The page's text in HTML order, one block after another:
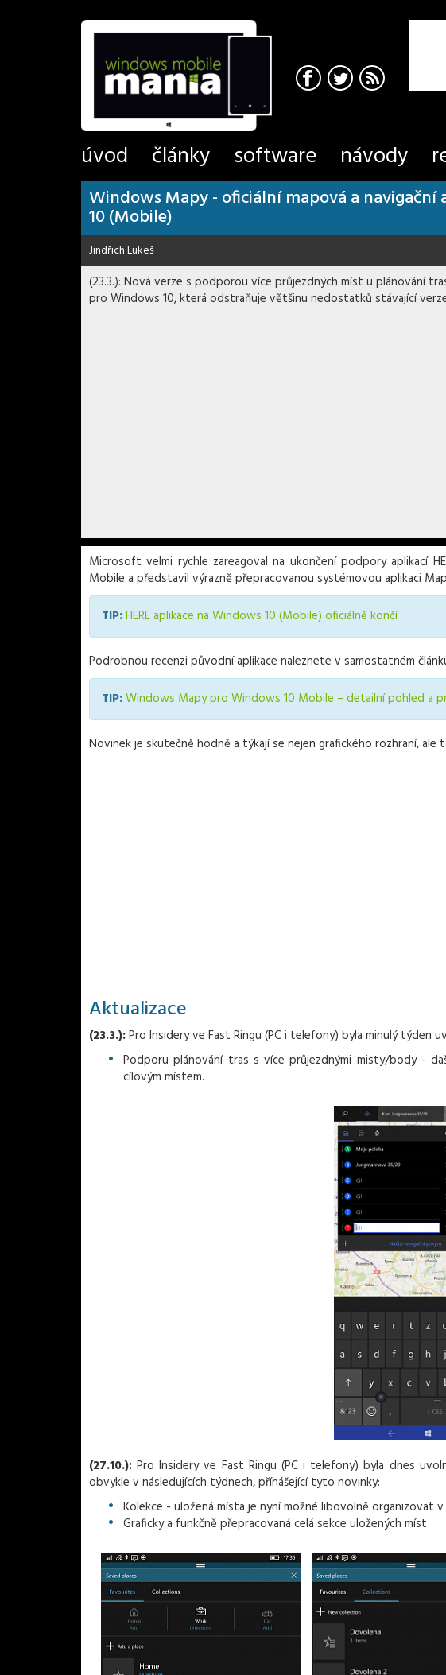
úvod články software návody
Windows Mapy - oficiální mapová a
10 (Mobile)
Jindřich Lukeš
(23.3.): Nová verze s podporou více průjezdných míst u plánování
pro Windows 10, která odstraňuje většinu nedostatků stávající
Microsoft velmi rychle zareagoval na ukončení podpory aplikací
Mobile a představil výrazně přepracovanou systémovou aplikaci
TIP:HERE aplikace na Windows 10 (Mobile) oficiálně končí
Podrobnou recenzi původní aplikace naleznete v samostatném
TIP:Windows Mapy pro Windows 10 Mobile – detailní pohled a
Novinek je skutečně hodně a týkají se nejen grafického rozhraní, ale
Aktualizace
(23.3.):Pro Insidery ve Fast Ringu (PC i telefony) byla minulý týden
Podporu plánování tras s více průjezdnými misty/body -
cílovým místem.
(27.10.): Pro Insidery ve Fast Ringu (PC i telefony) byla dnes
obvykle v následujících týdnech, přínášející tyto novinky:
Kolekce - uložená místa je nyní možné libovolně organizovat
Graficky a funkčně přepracovaná celá sekce uložených míst